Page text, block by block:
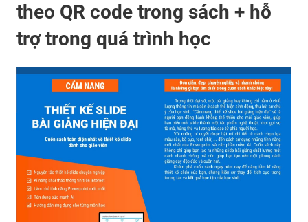
theo QR code trong sách + hỗ
trợ trong quá trình học